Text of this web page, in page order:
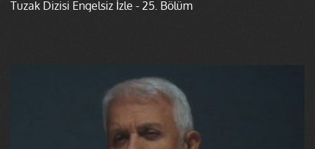
Tuzak Dizisi Engelsiz İzle - 25. Bölüm